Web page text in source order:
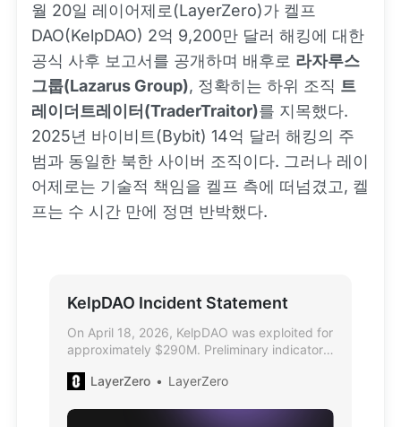
월 20일 레이어제로(LayerZero)가 켈프
DAO(KelpDAO) 2억 9,200만 달러 해킹에 대한
공식 사후 보고서를 공개하며 배후로 라자루스
그룹(Lazarus Group), 정확히는 하위 조직 트
레이더트레이터(TraderTraitor)를 지목했다.
2025년 바이비트(Bybit) 14억 달러 해킹의 주
범과 동일한 북한 사이버 조직이다. 그러나 레이
어제로는 기술적 책임을 켈프 측에 떠넘겼고, 켈
프는 수 시간 만에 정면 반박했다.
KelpDAO Incident Statement
On April 18, 2026, KelpDAO was exploited for
approximately $290M. Preliminary indicators
state actor, likely DPRK's Lazarus Group,
LayerZero LayerZero